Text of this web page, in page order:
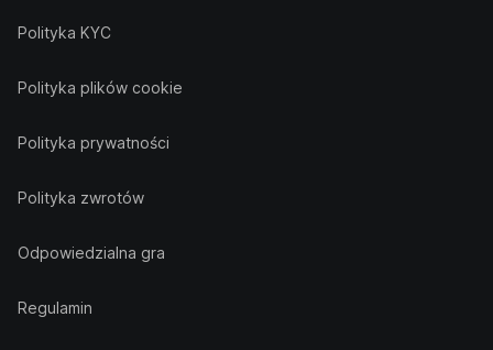
Polityka KYC
Polityka plików cookie
Polityka prywatności
Polityka zwrotów
Odpowiedzialna gra
Regulamin